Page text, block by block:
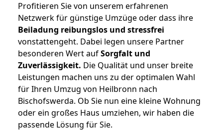
Profitieren Sie von unserem erfahrenen
Netzwerk für günstige Umzüge oder dass ihre
Beiladung reibungslos und stressfrei
vonstattengeht. Dabei legen unsere Partner
besonderen Wert aufSorgfalt und
Zuverlässigkeit. Die Qualität und unser breite
Leistungen machen uns zu der optimalen Wahl
für Ihren Umzug von Heilbronn nach
Bischofswerda. Ob Sie nun eine kleine Wohnung
oder ein großes Haus umziehen, wir haben die
passende Lösung für Sie.